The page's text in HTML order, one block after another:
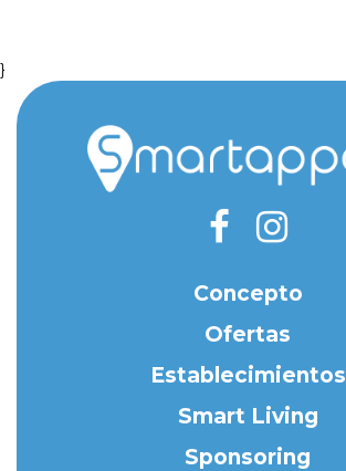
}
Concepto
Ofertas
Establecimientos
Smart Living
Sponsoring